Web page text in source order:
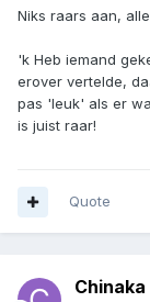
Niks raars aan,
'k Heb iemand
erover vertelde,
pas 'leuk' als er
is juist raar!
Quote
Chinaka